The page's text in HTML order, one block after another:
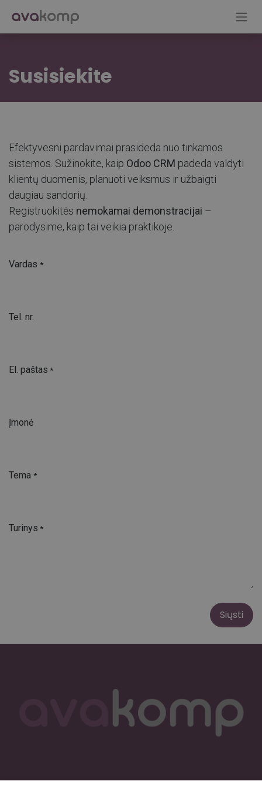
Susisiekite
Efektyvesni pardavimai prasideda nuo tinkamos
sistemos. Sužinokite, kaip Odoo CRM padeda valdyti
klientų duomenis, planuoti veiksmus ir užbaigti
daugiau sandorių.
Registruokitės nemokamai demonstracijai –
parodysime, kaip tai veikia praktikoje.
Vardas *
Tel. nr.
El. paštas *
Įmonė
Tema *
Turinys *
Siųsti